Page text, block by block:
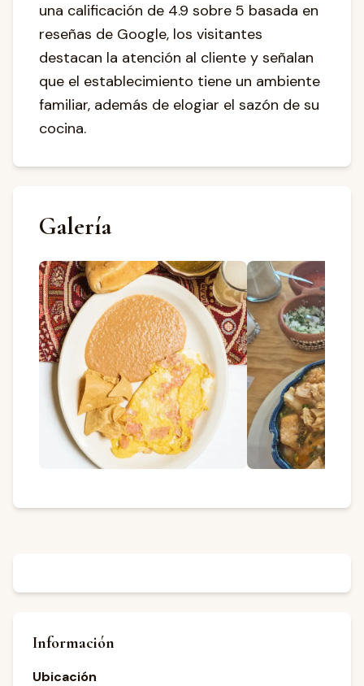
una calificación de 4.9 sobre 5 basada en
reseñas de Google, los visitantes
destacan la atención al cliente y señalan
que el establecimiento tiene un ambiente
familiar, además de elogiar el sazón de su
cocina.
Galería
Información
Ubicación